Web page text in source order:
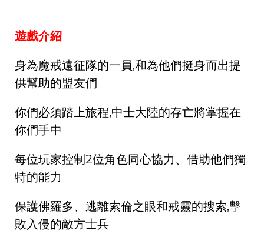
遊戲介紹
身為魔戒遠征隊的一員,和為他們挺身而出提
供幫助的盟友們
你們必須踏上旅程,中士大陸的存亡將掌握在
你們手中
每位玩家控制2位角色同心協力、借助他們獨
特的能力
保護佛羅多、逃離索倫之眼和戒靈的搜索,擊
敗入侵的敵方士兵